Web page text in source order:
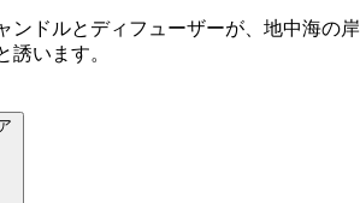
ンドルとディフューザーが、地中海の岸
誘います。